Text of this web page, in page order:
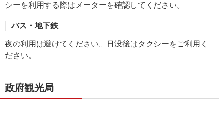
シーを利用する際はメーターを確認してください。
バス・地下鉄
夜の利用は避けてください。日没後はタクシーをご利用く
ださい。
政府観光局